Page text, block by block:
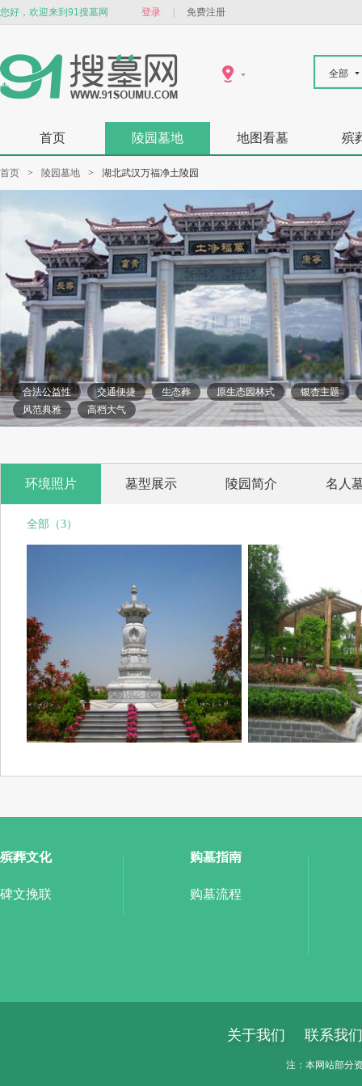
您好，欢迎来到91搜墓网 登录 免费注册
全部
首页 陵园墓地 地图看墓 殡
首页 > 陵园墓地 > 湖北武汉万福净土陵园
合法公益性 交通便捷 生态葬 原生态园林式
银杏主题
风范典雅
高档大气
环境照片 墓型展示 陵园简介 名人
全部（3）
殡葬文化
碑文挽联
购墓指南
购墓流程
关于我们 联系我们
注：本网站部分